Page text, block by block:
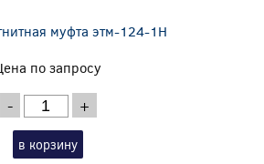
муфта этм-124-1Н
по запросу
- +
в корзину